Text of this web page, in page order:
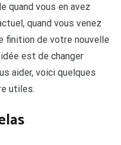
quand vous en avez
quand vous venez
finition de votre nouvelle
est de changer
aider, voici quelques
utiles.